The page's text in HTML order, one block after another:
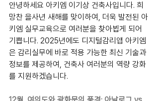
안녕하세요 아키엠 이기상 건축사입니다. 희
망찬 을사년 새해를 맞이하여, 더욱 발전된 아
키엠 실무교육으로 여러분을 찾아뵙게 되어
기쁩니다. 2025년에도 디지털감리앱 아키엠
은 감리실무에 바로 적용 가능한 최신 기술과
정보를 제공하여, 건축사 여러분의 역량 강화
를 지원하겠습니다.